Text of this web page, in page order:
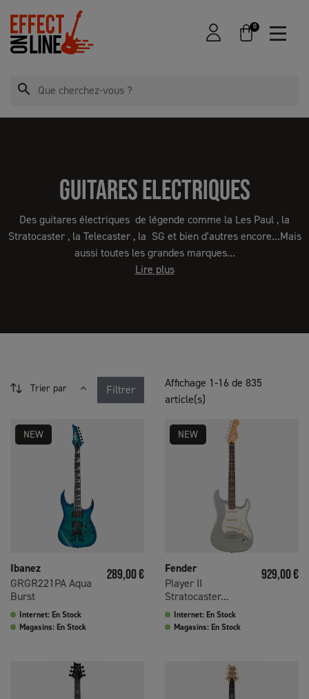
0
search
GUITARES ELECTRIQUES
Des guitares électriques de légende comme la Les Paul , la
Stratocaster , la Telecaster , la SG et bien d'autres encore...Mais
aussi toutes les grandes marques...
Lire plus
Trier par Filtrer
Affichage 1-16 de 835
article(s)
Ibanez
GRGR221PA Aqua
Burst
Prix
289,00 €
Internet: En Stock
Magasins: En Stock
NEW
Fender
Player II
Stratocaster...
Prix
929,00 €
Internet: En Stock
Magasins: En Stock
NEW